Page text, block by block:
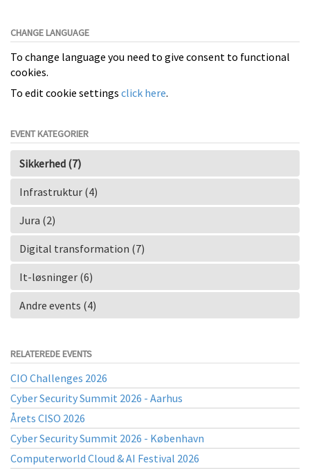
CHANGE LANGUAGE
To change language you need to give consent to functional
cookies.
To edit cookie settings click here.
EVENT KATEGORIER
Sikkerhed (7)
Infrastruktur (4)
Jura (2)
Digital transformation (7)
It-løsninger (6)
Andre events (4)
RELATEREDE EVENTS
CIO Challenges 2026
Cyber Security Summit 2026 - Aarhus
Årets CISO 2026
Cyber Security Summit 2026 - København
Computerworld Cloud & AI Festival 2026